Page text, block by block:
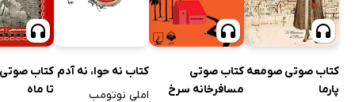
کتاب صوتی صومعه
پارما
کتاب صوتی
مسافرخانه‌ سرخ
کتاب نه حوا، نه آدم
املی نوتومب
کتاب صوتی
تا ماه